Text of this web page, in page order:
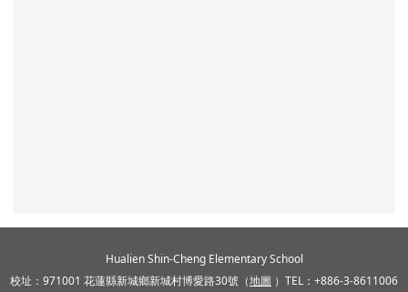
Hualien Shin-Cheng Elementary School
校址：971001 花蓮縣新城鄉新城村博愛路30號（地圖 ）TEL：+886-3-8611006